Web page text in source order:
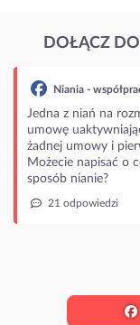
DOŁĄCZ
Niania - współpraca z
z niań na rozmowie
uaktywniającą.
umowy i pierwsze
napisać o co w niej
nianie?
odpowiedzi
Pytaj